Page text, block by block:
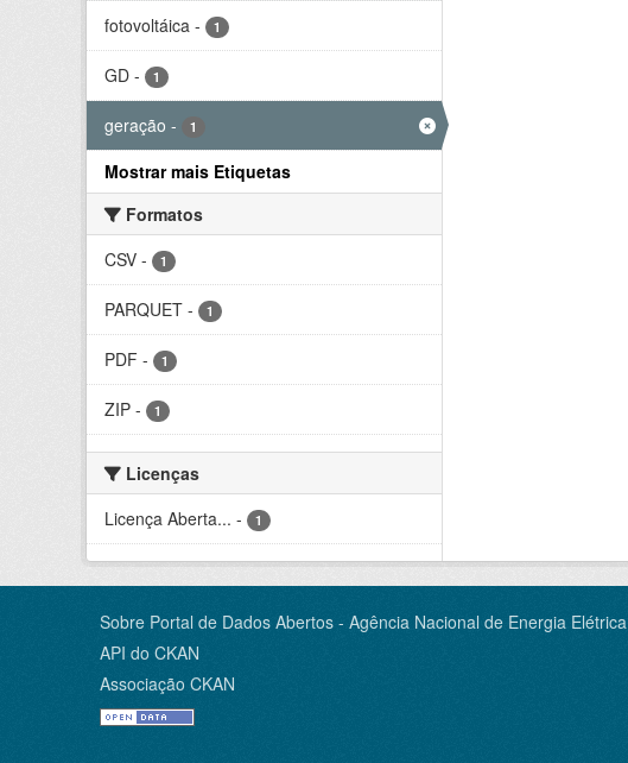
fotovoltáica - 1
GD - 1
geração - 1
Mostrar mais Etiquetas
Formatos
CSV - 1
PARQUET - 1
PDF - 1
ZIP - 1
Licenças
Licença Aberta... - 1
Sobre Portal de Dados Abertos - Agência Nacional de Energia Elétrica
API do CKAN
Associação CKAN